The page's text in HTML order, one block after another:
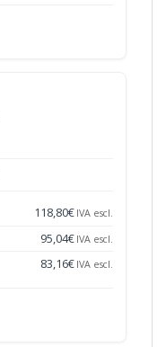
118,80€ IVA escl.
95,04€ IVA escl.
83,16€ IVA escl.